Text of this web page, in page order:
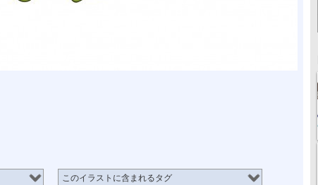
このイラストに含まれるタグ